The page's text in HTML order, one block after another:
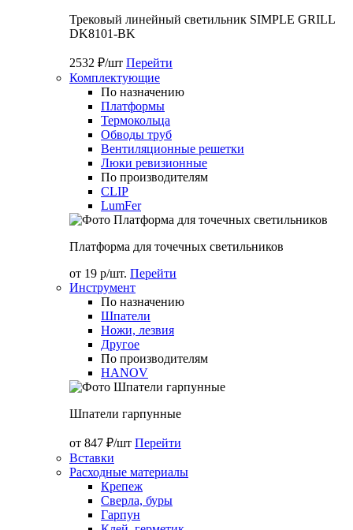
Трековый линейный светильник SIMPLE GRILL
DK8101-BK
2532 ₽/шт Перейти
Комплектующие
По назначению
Платформы
Термокольца
Обводы труб
Вентиляционные решетки
Люки ревизионные
По производителям
CLIP
LumFer
Платформа для точечных светильников
от 19 р/шт. Перейти
Инструмент
По назначению
Шпатели
Ножи, лезвия
Другое
По производителям
HANOV
Шпатели гарпунные
от 847 ₽/шт Перейти
Вставки
Расходные материалы
Крепеж
Сверла, буры
Гарпун